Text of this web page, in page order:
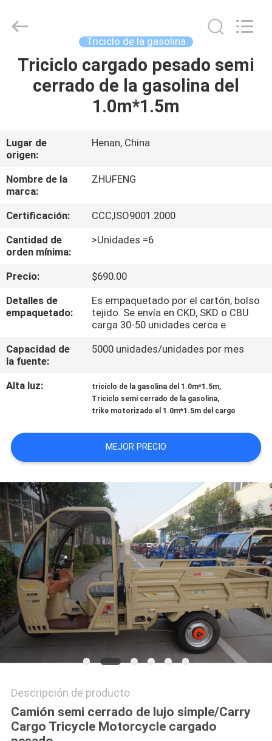
HOGAR
PRODUCTOS
SOBRE
NOSOTROS
VIAJE
DE
LA
CONTROL
DE
CALIDAD
ÉNTRENOS
CON
NOTICIAS
PIDA
UNA
CITA
MAPA
DEL
SITIO
POLICY
Tricycle
Motorcycle
Rights
Triciclo de la gasolina
Triciclo cargado pesado semi
cerrado de la gasolina del
1.0m*1.5m
Lugar de
origen:
Henan, China
Nombre de la
marca:
ZHUFENG
Certificación:
CCC,ISO9001.2000
Cantidad de
orden mínima:
>Unidades =6
Precio:
$690.00
Detalles de
empaquetado:
Es empaquetado por el cartón, bolso
tejido. Se envía en CKD, SKD o CBU
carga 30-50 unidades cerca e
Capacidad de
la fuente:
5000 unidades/unidades por mes
Alta luz: triciclo de la gasolina del 1.0m*1.5m,
Triciclo semi cerrado de la gasolina,
trike motorizado el 1.0m*1.5m del cargo
MEJOR PRECIO
Descripción de producto
Camión semi cerrado de lujo simple/Carry
Cargo Tricycle Motorcycle cargado